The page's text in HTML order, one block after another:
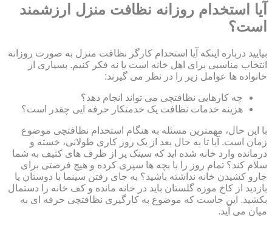
آیا استخدام روزانه نظافت منزل ارزشمند
است؟
بیایید درباره اینکه آیا استخدام کارگر نظافت منزل به صورت روزانه
انتخاب مناسبی برای اهل خانه است یا نه فکر کنیم. بسیاری از
خانواده ها عوامل زیر را در نظر می گیرند:
چه کارهایی نظافتچی می تواند انجام دهد؟
هزینه خدمات نظافت یک خدمتکار حرفه ایی چقدر است؟
با این حال، مهمترین مسئله به هنگام استخدام نظافتچی موضوع
زمان است. آیا تا به حال بعد از یک روز کاری طولانی، خسته و
درمانده وارد خانه شده اید که سینک پر از ظرف های کثیف به شما
سلام کند؟ تمام روز را با بچه ها سپری کرده و هیچ فرصتی برای
جارو کشیدن خانه نداشته باشید؟ به جای رفتن سینما با دوستان یا
بازدید از کاخ موزه گلستان باید در خانه مانده و کف خانه را دستمال
بکشید. این جاست که موضوع به کارگیری نظافتچی حرفه ای به
میان می آید.